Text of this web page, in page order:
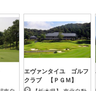
エヴァンタイユ ゴルフ
クラブ 【ＰＧＭ】